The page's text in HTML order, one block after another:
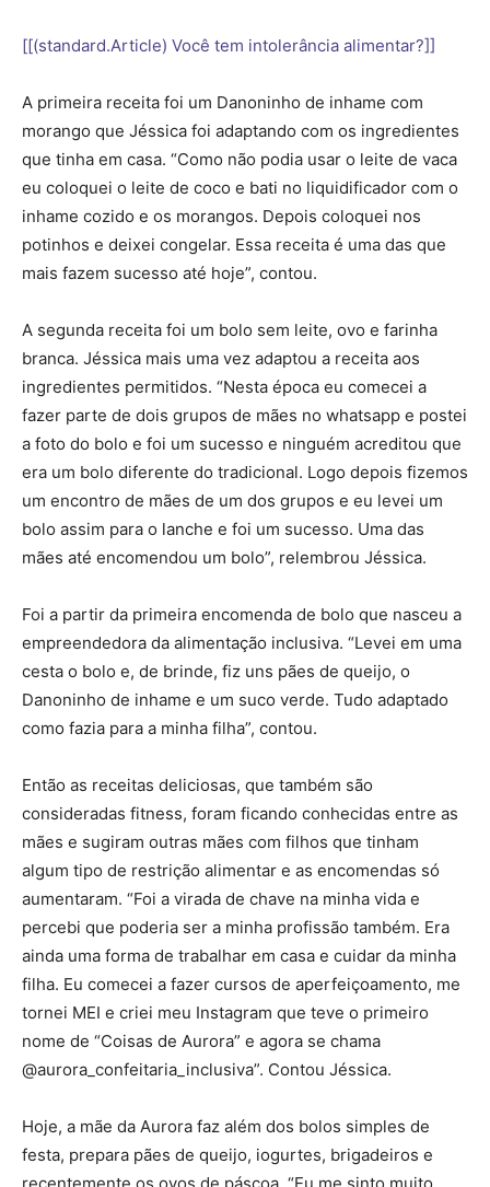
[[(standard.Article) Você tem intolerância alimentar?]]
A primeira receita foi um Danoninho de inhame com
morango que Jéssica foi adaptando com os ingredientes
que tinha em casa. “Como não podia usar o leite de vaca
eu coloquei o leite de coco e bati no liquidificador com o
inhame cozido e os morangos. Depois coloquei nos
potinhos e deixei congelar. Essa receita é uma das que
mais fazem sucesso até hoje”, contou.
A segunda receita foi um bolo sem leite, ovo e farinha
branca. Jéssica mais uma vez adaptou a receita aos
ingredientes permitidos. “Nesta época eu comecei a
fazer parte de dois grupos de mães no whatsapp e postei
a foto do bolo e foi um sucesso e ninguém acreditou que
era um bolo diferente do tradicional. Logo depois fizemos
um encontro de mães de um dos grupos e eu levei um
bolo assim para o lanche e foi um sucesso. Uma das
mães até encomendou um bolo”, relembrou Jéssica.
Foi a partir da primeira encomenda de bolo que nasceu a
empreendedora da alimentação inclusiva. “Levei em uma
cesta o bolo e, de brinde, fiz uns pães de queijo, o
Danoninho de inhame e um suco verde. Tudo adaptado
como fazia para a minha filha”, contou.
Então as receitas deliciosas, que também são
consideradas fitness, foram ficando conhecidas entre as
mães e sugiram outras mães com filhos que tinham
algum tipo de restrição alimentar e as encomendas só
aumentaram. “Foi a virada de chave na minha vida e
percebi que poderia ser a minha profissão também. Era
ainda uma forma de trabalhar em casa e cuidar da minha
filha. Eu comecei a fazer cursos de aperfeiçoamento, me
tornei MEI e criei meu Instagram que teve o primeiro
nome de “Coisas de Aurora” e agora se chama
@aurora_confeitaria_inclusiva”. Contou Jéssica.
Hoje, a mãe da Aurora faz além dos bolos simples de
festa, prepara pães de queijo, iogurtes, brigadeiros e